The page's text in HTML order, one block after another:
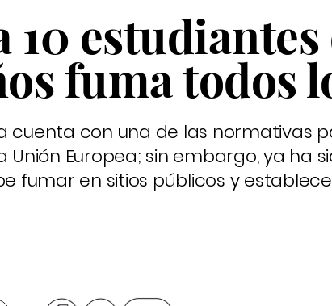
10
fuma todos
cuenta con una de las normativas
Unión Europea; sin embargo, ya ha
fumar en sitios públicos y